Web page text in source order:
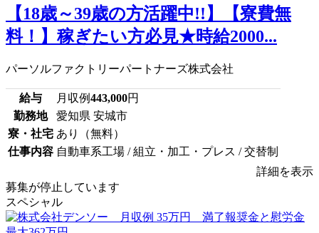
【18歳～39歳の方活躍中!!】【寮費無
料！】稼ぎたい方必見★時給2000...
パーソルファクトリーパートナーズ株式会社
給与 月収例443,000円
勤務地
愛知県 安城市
寮・社宅 あり（無料）
仕事内容 自動車系工場 / 組立・加工・プレス / 交替制
詳細を表示
募集が停止しています
スペシャル